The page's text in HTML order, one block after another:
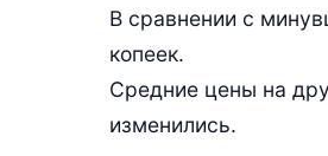
В сравнении с
копеек.
Средние цены на
изменились.